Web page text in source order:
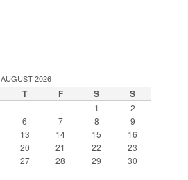
AUGUST 2026
T F S S
1
2
6 7 8
9
13 14 15
16
20 21 22
23
27 28 29
30